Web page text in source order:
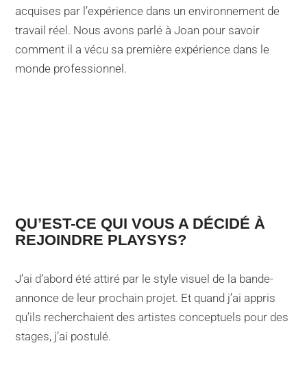
acquises par l’expérience dans un environnement de
travail réel. Nous avons parlé à Joan pour savoir
comment il a vécu sa première expérience dans le
monde professionnel.
QU’EST-CE QUI VOUS A DÉCIDÉ À
REJOINDRE PLAYSYS?
J’ai d’abord été attiré par le style visuel de la bande-
annonce de leur prochain projet. Et quand j’ai appris
qu’ils recherchaient des artistes conceptuels pour des
stages, j’ai postulé.